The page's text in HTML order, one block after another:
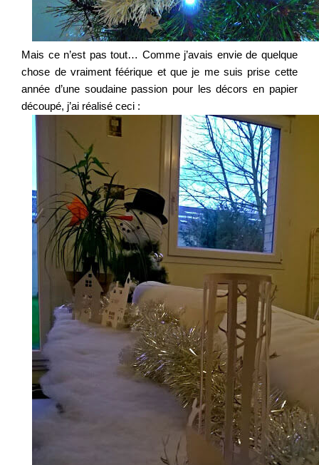
Mais ce n’est pas tout… Comme j’avais envie de quelque
chose de vraiment féérique et que je me suis prise cette
année d’une soudaine passion pour les décors en papier
découpé, j’ai réalisé ceci :